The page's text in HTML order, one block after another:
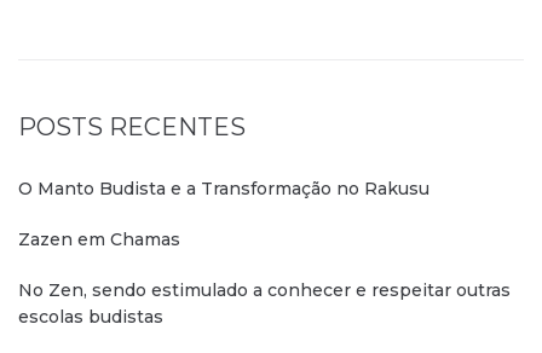
POSTS RECENTES
O Manto Budista e a Transformação no Rakusu
Zazen em Chamas
No Zen, sendo estimulado a conhecer e respeitar outras
escolas budistas